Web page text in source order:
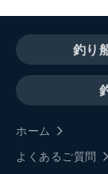
釣り
ホーム
よくあるご質問